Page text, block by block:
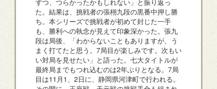
ずつ、つらかったかもしれない」と振り返っ
た。結果は、挑戦者の張栩九段の黒番中押し勝
ち。本シリーズで挑戦者が初めて封じた一手
も、勝利への執念が見えて印象深かった。張九
段は局後、「わからないこともありますが、う
まく打てたと思う。7局目が楽しみです。次もい
い対局を見せたい」と語った。七大タイトルが
最終局までもつれ込むのは2年ぶりとなる。7局
目は11月1、2日に、静岡県河津町で行われる。